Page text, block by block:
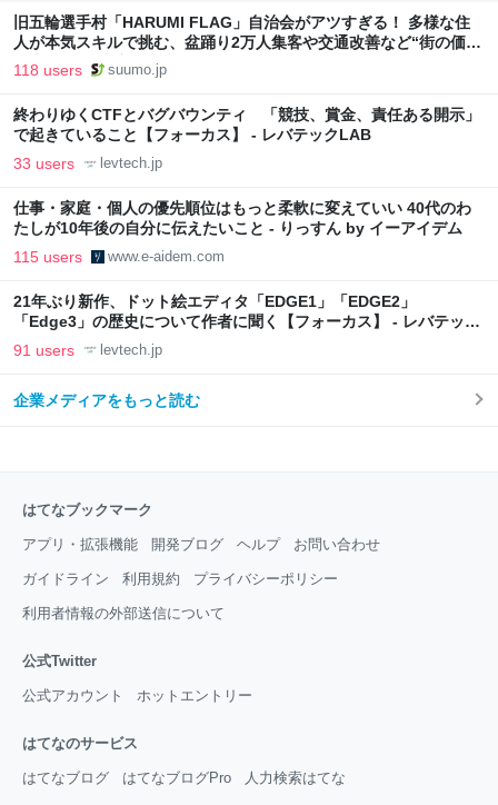
旧五輪選手村「HARUMI FLAG」自治会がアツすぎる！ 多様な住
人が本気スキルで挑む、盆踊り2万人集客や交通改善など“街の価値
向上”戦略 東京・中央区
118 users suumo.jp
終わりゆくCTFとバグバウンティ 「競技、賞金、責任ある開示」
で起きていること【フォーカス】 - レバテックLAB
33 users levtech.jp
仕事・家庭・個人の優先順位はもっと柔軟に変えていい 40代のわ
たしが10年後の自分に伝えたいこと - りっすん by イーアイデム
115 users www.e-aidem.com
21年ぶり新作、ドット絵エディタ「EDGE1」「EDGE2」
「Edge3」の歴史について作者に聞く【フォーカス】 - レバテック
LAB
91 users levtech.jp
企業メディアをもっと読む
はてなブックマーク
アプリ・拡張機能 開発ブログ ヘルプ お問い合わせ
ガイドライン 利用規約 プライバシーポリシー
利用者情報の外部送信について
公式Twitter
公式アカウント ホットエントリー
はてなのサービス
はてなブログ はてなブログPro 人力検索はてな